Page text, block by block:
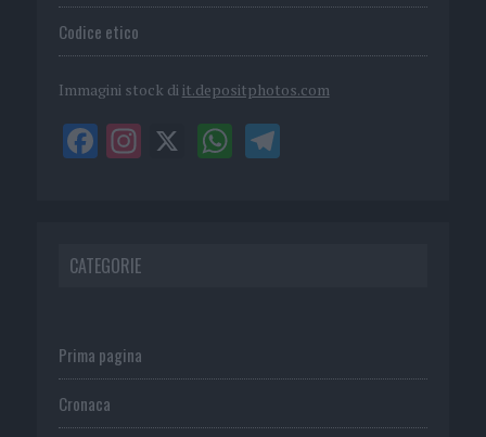
Codice etico
Immagini stock di it.depositphotos.com
CATEGORIE
Prima pagina
Cronaca